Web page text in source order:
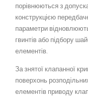
порівнюються з
конструкцією
параметри
гвинтів або підбору
елементів.
За знятої клапанної
поверхонь
елементів приводу